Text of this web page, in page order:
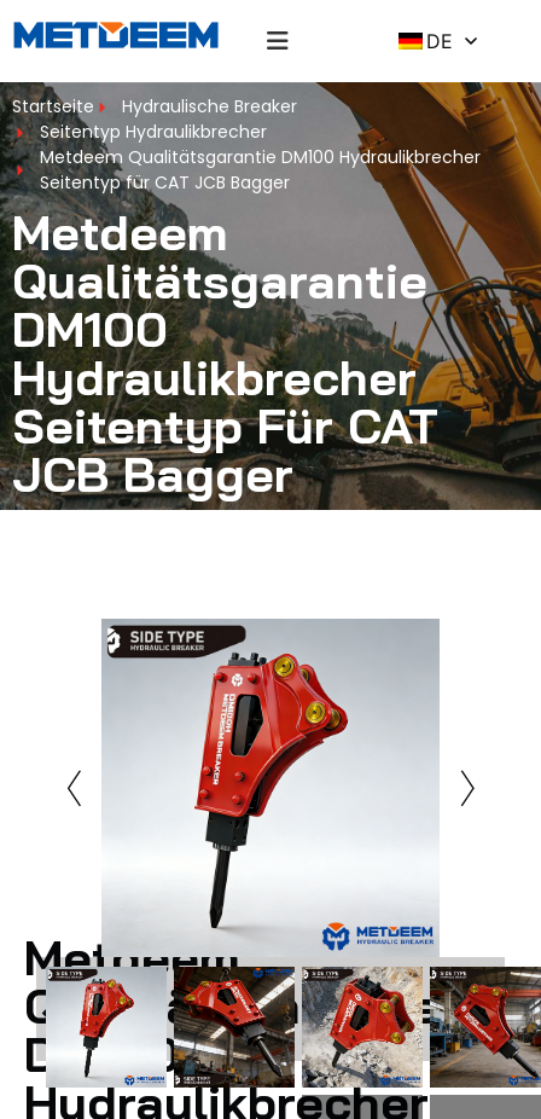
DE
Startseite
Hydraulische Breaker
Seitentyp Hydraulikbrecher
Metdeem Qualitätsgarantie DM100 Hydraulikbrecher
Seitentyp für CAT JCB Bagger
Metdeem
Qualitätsgarantie
DM100
Hydraulikbrecher
Seitentyp Für CAT
JCB Bagger
Metdeem
Qualitätsgarantie
DM100
Hydraulikbrecher